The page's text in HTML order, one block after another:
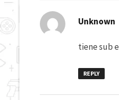
Unknown
tiene sub
REPLY